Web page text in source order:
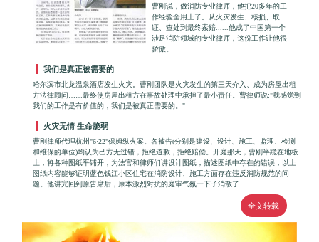
曹刚说，做消防专业律师，他把20多年的工
作经验全用上了。从火灾发生、核损、取
证、查处到最终索赔......他成了中国第一个
涉足消防领域的专业律师，这份工作让他很
骄傲。
我们是真正被需要的
哈尔滨市北龙温泉酒店发生火灾。曹刚团队是火灾发生的第三天介入、成为房屋出租
方法律顾问……最终使房屋出租方在事故处理中承担了最小责任。曹律师说:"我感觉到
我们的工作是有价值的，我们是被真正需要的。"
火灾无情 生命脆弱
曹刚律师代理杭州"6·22"保姆纵火案。各被告(分别是建设、设计、施工、监理、检测
和维保的单位)均认为己方无过错，拒绝道歉，拒绝赔偿。开庭那天，曹刚半跪在地板
上，将各种图纸平铺开，为法官和律师们讲设计图纸，描述图纸中存在的错误，以上
图纸内容能够证明蓝色钱江小区住宅在消防设计、施工方面存在违反消防规范的问
题。他讲完回到原告席后，原本激烈对抗的庭审气氛一下子消散了……
全文转载